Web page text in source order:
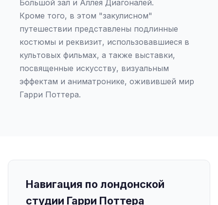
Большой зал и Аллея Диагоналей.
Кроме того, в этом "закулисном"
путешествии представлены подлинные
костюмы и реквизит, использовавшиеся в
культовых фильмах, а также выставки,
посвященные искусству, визуальным
эффектам и аниматронике, оживившей мир
Гарри Поттера.
Навигация по лондонской
студии Гарри Поттера